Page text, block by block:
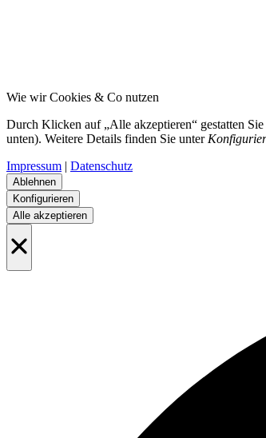
Wie wir Cookies & Co nutzen
Durch Klicken auf „Alle akzeptieren“ gestatten
unten). Weitere Details finden Sie unter
Impressum | Datenschutz
Ablehnen
Konfigurieren
Alle akzeptieren